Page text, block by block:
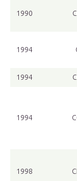
1990
1994
1994
1994
1998